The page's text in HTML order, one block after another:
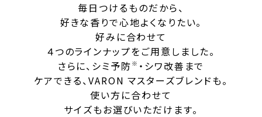
毎日つけるものだから、
好きな香りで心地よくなりたい。
好みに合わせて
４つのラインナップをご用意しました。
さらに、シミ予防 ※ ・シワ改善まで
ケアできる、VARON マスターズブレンドも。
使い方に合わせて
サイズもお選びいただけます。